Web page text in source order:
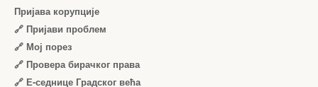
Пријава корупције
🔗 Пријави проблем
🔗 Мој порез
🔗 Провера бирачког права
🔗 Е-седнице Градског већа